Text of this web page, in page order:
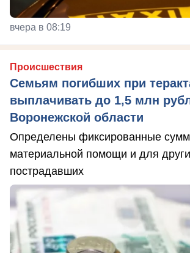
вчера в 08:19
Происшествия
Семьям погибших при
выплачивать до 1,5 млн
Воронежской области
Определены фиксированные
материальной помощи и для
пострадавших